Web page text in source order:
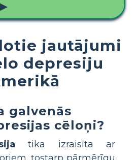
jautājumi
depresiju
galvenās
cēloņi?
tika izraisīta ar